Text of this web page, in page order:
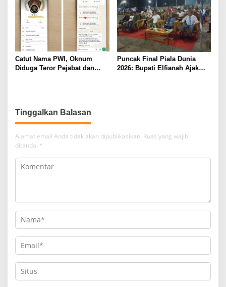
Sarana Training Center Para
Atlet Daerah
Catut Nama PWI, Oknum
Diduga Teror Pejabat dan
Puncak Final Piala Dunia
2026: Bupati Elfianah Ajak
Tinggalkan Balasan
Alamat email Anda tidak akan dipublikasikan. Ruas yang wajib
ditandai *